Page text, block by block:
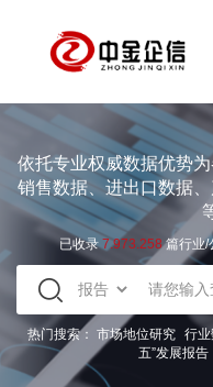
依托专业权威数据优势
销售数据、进出口数据
已收录7.973.258篇行业/
热门搜索： 市场地位研究 行
五”发展报告